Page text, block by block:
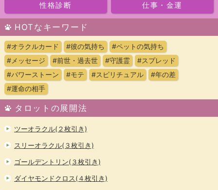
性格診断 仕事・金運
HOTなキーワード
#オラクルカード #彼の気持ち
#ペットの気持ち
#メッセージ
#前世・過去世 #守護霊
#スプレッド
#パワーストーン
#モテ #スピリチュアル
#年の差
#運命の相手
タロットの展開法
ツーオラクル(２枚引き)
スリーオラクル(３枚引き)
ゴールデントリン(３枚引き)
ダイヤモンドクロス(４枚引き)